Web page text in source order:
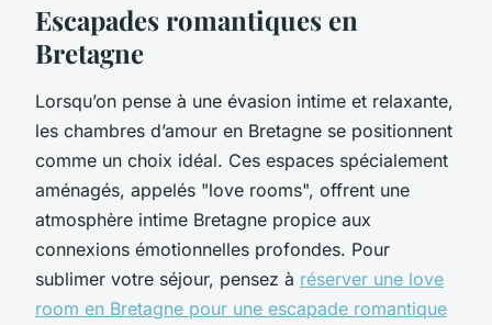
Escapades romantiques en
Bretagne
Lorsqu’on pense à une évasion intime et relaxante,
les chambres d’amour en Bretagne se positionnent
comme un choix idéal. Ces espaces spécialement
aménagés, appelés "love rooms", offrent une
atmosphère intime Bretagne propice aux
connexions émotionnelles profondes. Pour
sublimer votre séjour, pensez à réserver une love
room en Bretagne pour une escapade romantique